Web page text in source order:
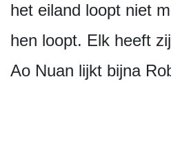
het eiland loopt niet
hen loopt. Elk heeft
Ao Nuan lijkt bijna